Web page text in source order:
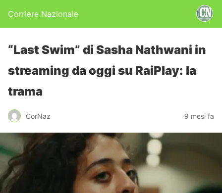
Corriere Nazionale
“Last Swim” di Sasha Nathwani in
streaming da oggi su RaiPlay: la
trama
CorNaz 9 mesi fa